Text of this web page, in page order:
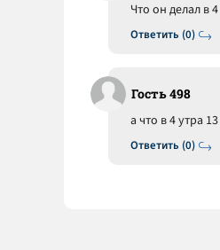
Ответить (0)
Что он делал в
Гость 498
Ответить (0)
а что в 4 утра